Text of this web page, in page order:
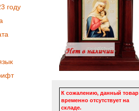
году
К сожалению, данный товар
временно отсутствует на
складе.